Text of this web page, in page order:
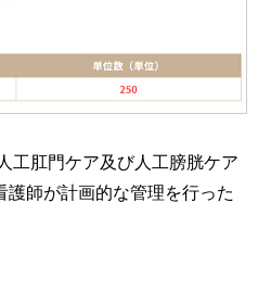
工肛門ケア及び人工膀胱ケア
師が計画的な管理を行った